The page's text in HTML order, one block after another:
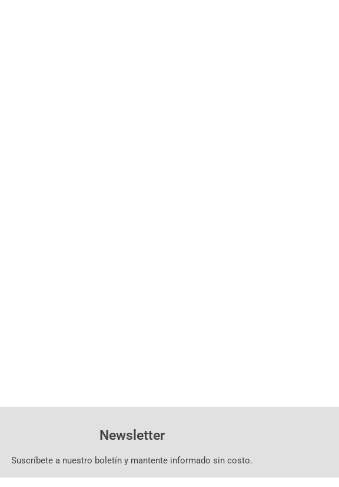
Newsletter
Suscríbete a nuestro boletín y mantente informado sin costo.